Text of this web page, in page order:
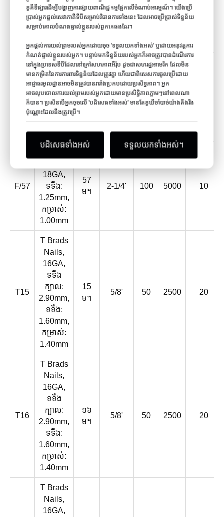
F/45
ទទឹង:
1.25mm,
កម្រាស់:
1.00mm
45
ម។
1-3/4' 100 5000
F/50
F Brads
Nails,
18GA,
ទទឹង:
1.25mm,
1.00mm
50
ម។
2' 100 5000
F/57
18GA,
ទទឹង:
1.25mm,
កម្រាស់:
1.00mm
57
ម។
2-1/4' 100 5000 10
T15
T Brads
Nails,
16GA,
ទទឹង
ក្បាល:
2.90mm,
ទទឹង:
1.60mm,
កម្រាស់:
1.40mm
15
ម។
5/8' 50 2500 20
T16
T Brads
Nails,
16GA,
ទទឹង
ក្បាល:
2.90mm,
ទទឹង:
1.60mm,
កម្រាស់:
1.40mm
១៦
ម។
5/8' 50 2500 20
T Brads
Nails,
16GA,
ខូគីទីផ្សារដើម្បីបង្ហាញការផ្សាយពាណិជ្ជកម្មផ្អែកលើចំណាប់អារម្មណ៍។ យើងប្រើ
ប្រាស់អ្នកផ្តល់សេវាភាគីទីបីសម្រាប់វិធានការទាំងនេះ ដែលអាចប្រើប្រាស់ទិន្នន័យ
សម្រាប់គោលបំណងផ្ទាល់ខ្លួនរបស់ពួកគេផងដែរ។
អ្នកផ្តល់ការយល់ព្រមរបស់អ្នកដោយចុច 'ទទួលយកទាំងអស់' ឬដោយអនុវត្តការ
កំណត់ផ្ទាល់ខ្លួនរបស់អ្នក។ បន្ទាប់មកទិន្នន័យរបស់អ្នកក៏អាចត្រូវបានដំណើរការ
នៅក្នុងប្រទេសទីបីដែលនៅក្រៅសហភាពអឺរ៉ុប ដូចជាសហរដ្ឋអាមេរិក ដែលមិន
មានកម្រិតនៃការការពារទិន្នន័យដែលត្រូវគ្នា ហើយជាពិសេសការចូលប្រើដោយ
អាជ្ញាធរមូលដ្ឋានអាចមិនត្រូវបានរារាំងប្រកបដោយប្រសិទ្ធភាព។ អ្នក
អាចលុបចោលការយល់ព្រមរបស់អ្នកដោយមានប្រសិទ្ធិភាពភ្លាមៗនៅពេលណា
ក៏បាន។ ប្រសិនបើអ្នកចុចលើ 'បដិសេធទាំងអស់' មានតែខូឃីចាំបាច់យ៉ាងតឹងរឹង
ប៉ុណ្ណោះដែលនឹងត្រូវប្រើ។
បដិសេធទាំងអស់ ទទួលយកទាំងអស់។